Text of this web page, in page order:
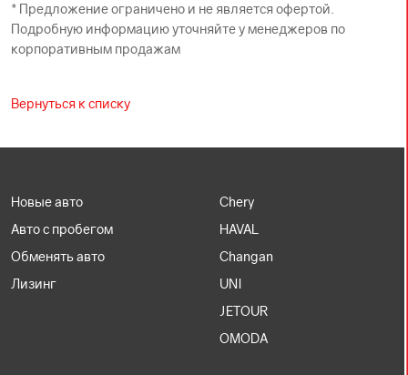
* Предложение ограничено и не является офертой.
Подробную информацию уточняйте у менеджеров по
корпоративным продажам
Вернуться к списку
Новые авто
Авто с пробегом
Обменять авто
Лизинг
Chery
HAVAL
Changan
UNI
JETOUR
OMODA